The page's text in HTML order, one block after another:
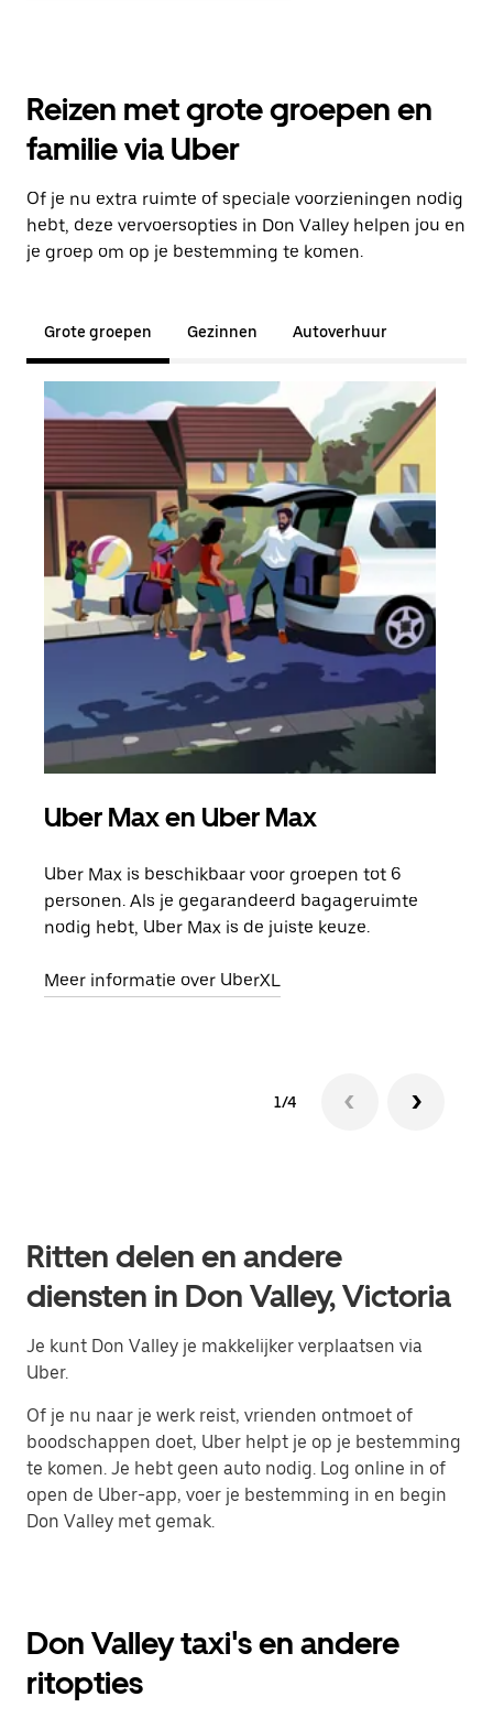
Reizen met grote groepen en
familie via Uber
Of je nu extra ruimte of speciale voorzieningen nodig
hebt, deze vervoersopties in Don Valley helpen jou en
je groep om op je bestemming te komen.
Grote groepen Gezinnen Autoverhuur
Uber Max en Uber Max
Uber Max is beschikbaar voor groepen tot 6
personen. Als je gegarandeerd bagageruimte
nodig hebt, Uber Max is de juiste keuze.
Meer informatie over UberXL
1/4
Ritten delen en andere
diensten in Don Valley, Victoria
Je kunt Don Valley je makkelijker verplaatsen via
Uber.
Of je nu naar je werk reist, vrienden ontmoet of
boodschappen doet, Uber helpt je op je bestemming
te komen. Je hebt geen auto nodig. Log online in of
open de Uber-app, voer je bestemming in en begin
Don Valley met gemak.
Don Valley taxi's en andere
ritopties